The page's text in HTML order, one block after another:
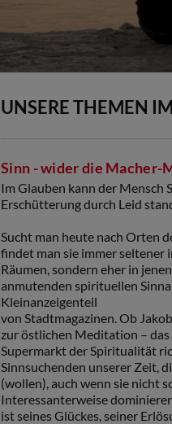
UNSERE THEMEN
Sinn - wider die
Im Glauben kann der Mensch
Erschütterung durch Leid
Sucht man heute nach Orten
findet man sie immer seltener
Räumen, sondern eher in
anmutenden spirituellen
Kleinanzeigenteil
von Stadtmagazinen. Ob
zur östlichen Meditation –
Supermarkt der Spiritualität
Sinnsuchenden unserer Zeit,
(wollen), auch wenn sie nicht
Interessanterweise
ist seines Glückes, seiner